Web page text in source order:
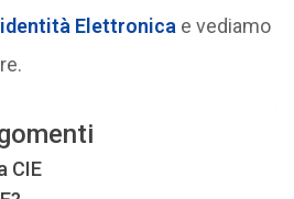
Elettronica e vediamo
CIE